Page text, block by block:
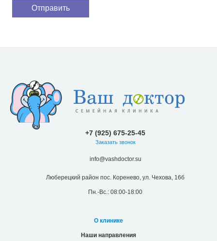
+7 (925) 675-25-45
Заказать звонок
info@vashdoctor.su
Люберецкий район пос. Коренево, ул. Чехова, 16б
Пн.-Вс.: 08:00-18:00
О клинике
Наши направления